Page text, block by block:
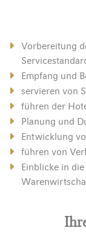
Vorbereitung
Empfang und
servieren von
führen der
Planung und
Entwicklung
führen von
Einblicke in